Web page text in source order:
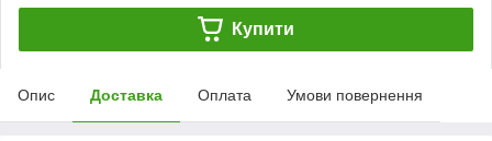
Купити
Опис Доставка Оплата Умови повернення